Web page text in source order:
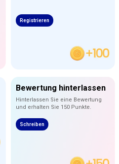
Registrieren
Bewertung hinterlassen
Hinterlassen Sie eine Bewertung
und erhalten Sie 150 Punkte.
Schreiben